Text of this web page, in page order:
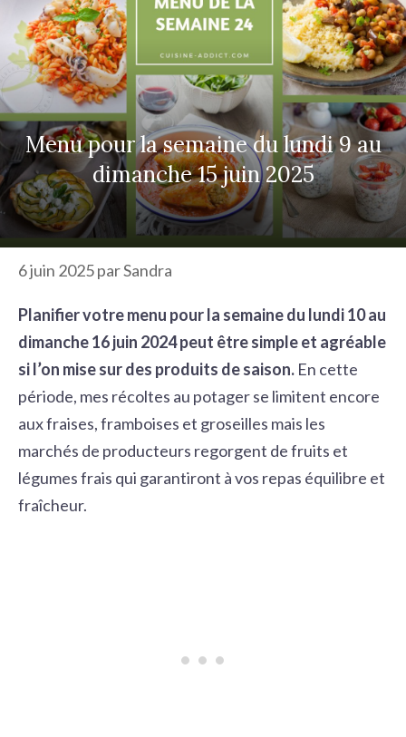
h
e
r
Menu pour la semaine du lundi 9 au
dimanche 15 juin 2025
6 juin 2025parSandra
Planifier votre menu pour la semaine du lundi 10 au
dimanche 16 juin 2024 peut être simple et agréable
si l’on mise sur des produits de saison. En cette
période, mes récoltes au potager se limitent encore
aux fraises, framboises et groseilles mais les
marchés de producteurs regorgent de fruits et
légumes frais qui garantiront à vos repas équilibre et
fraîcheur.